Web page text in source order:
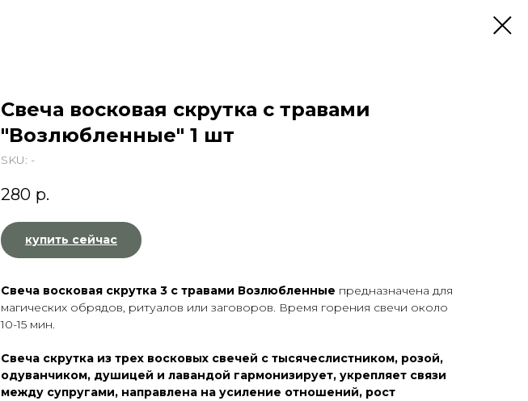
Свеча восковая скрутка с травами
"Возлюбленные" 1 шт
SKU: -
280 р.
купить сейчас
Свеча восковая скрутка 3 с травами Возлюбленные предназначена для
магических обрядов, ритуалов или заговоров. Время горения свечи около
10-15 мин.
Свеча скрутка из трех восковых свечей с тысячеслистником, розой,
одуванчиком, душицей и лавандой гармонизирует, укрепляет связи
между супругами, направлена на усиление отношений, рост